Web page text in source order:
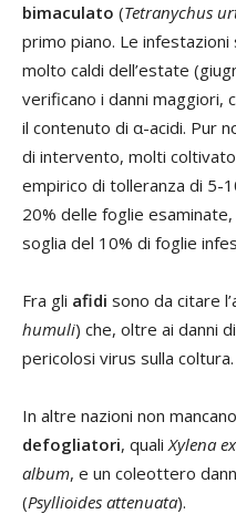
bimaculato (Tetranychus
primo piano. Le
molto caldi dell’estate
verificano i danni maggiori,
il contenuto di α-acidi. Pur
di intervento, molti
empirico di tolleranza di 5-
20% delle foglie
soglia del 10% di foglie
Fra gli afidi sono da citare
humuli) che, oltre ai danni
pericolosi virus sulla coltura.
In altre nazioni non
defogliatori, qualiXylena
album, e un coleottero
(Psyllioides attenuata).